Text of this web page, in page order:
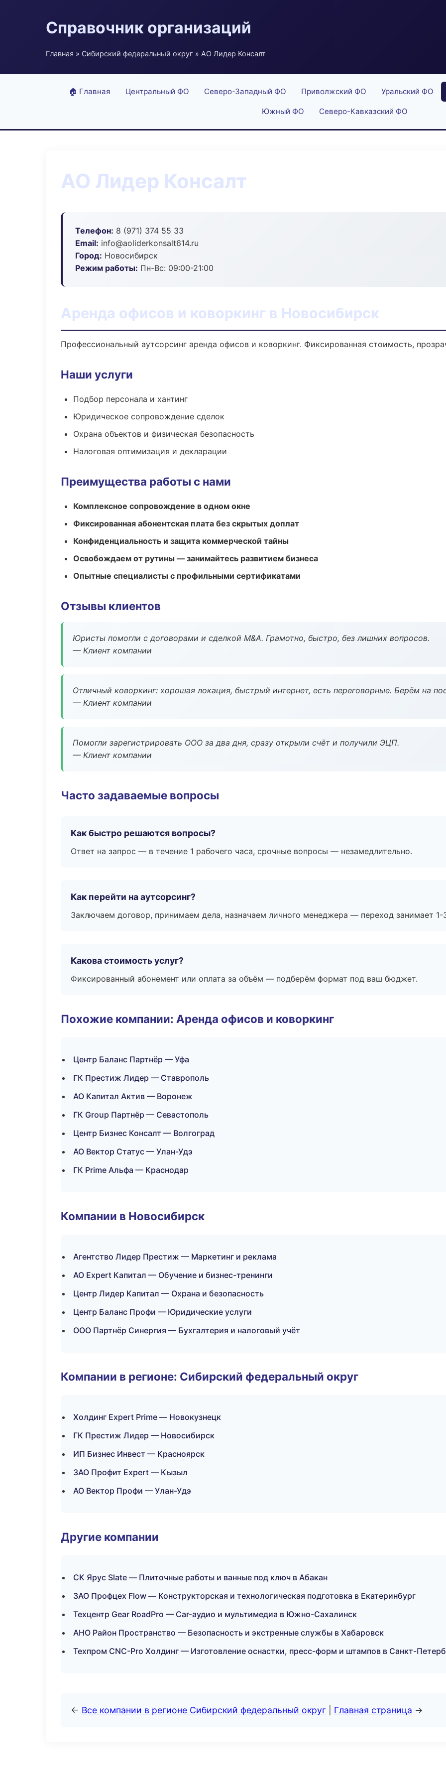
Справочник организаций
Главная » Сибирский федеральный округ » АО Лидер Консалт
🏠 Главная Центральный ФО Северо-Западный ФО Приволжский ФО Уральский ФО
Южный ФО Северо-Кавказский ФО
АО Лидер Консалт
Телефон: 8 (971) 374 55 33
Email: info@aoliderkonsalt614.ru
Город: Новосибирск
Режим работы: Пн-Вс: 09:00-21:00
Аренда офисов и коворкинг в Новосибирск
Профессиональный аутсорсинг аренда офисов и коворкинг. Фиксированная стоимость,
Наши услуги
Подбор персонала и хантинг
Юридическое сопровождение сделок
Охрана объектов и физическая безопасность
Налоговая оптимизация и декларации
Преимущества работы с нами
Комплексное сопровождение в одном окне
Фиксированная абонентская плата без скрытых доплат
Конфиденциальность и защита коммерческой тайны
Освобождаем от рутины — занимайтесь развитием бизнеса
Опытные специалисты с профильными сертификатами
Отзывы клиентов
Юристы помогли с договорами и сделкой M&A. Грамотно, быстро, без лишних вопросов.
— Клиент компании
Отличный коворкинг: хорошая локация, быстрый интернет, есть переговорные. Берём на
— Клиент компании
Помогли зарегистрировать ООО за два дня, сразу открыли счёт и получили ЭЦП.
— Клиент компании
Часто задаваемые вопросы
Как быстро решаются вопросы?
Ответ на запрос — в течение 1 рабочего часа, срочные вопросы — незамедлительно.
Как перейти на аутсорсинг?
Заключаем договор, принимаем дела, назначаем личного менеджера — переход занимает 1-
Какова стоимость услуг?
Фиксированный абонемент или оплата за объём — подберём формат под ваш бюджет.
Похожие компании: Аренда офисов и коворкинг
Центр Баланс Партнёр — Уфа
ГК Престиж Лидер — Ставрополь
АО Капитал Актив — Воронеж
ГК Group Партнёр — Севастополь
Центр Бизнес Консалт — Волгоград
АО Вектор Статус — Улан-Удэ
ГК Prime Альфа — Краснодар
Компании в Новосибирск
Агентство Лидер Престиж — Маркетинг и реклама
АО Expert Капитал — Обучение и бизнес-тренинги
Центр Лидер Капитал — Охрана и безопасность
Центр Баланс Профи — Юридические услуги
ООО Партнёр Синергия — Бухгалтерия и налоговый учёт
Компании в регионе: Сибирский федеральный округ
Холдинг Expert Prime — Новокузнецк
ГК Престиж Лидер — Новосибирск
ИП Бизнес Инвест — Красноярск
ЗАО Профит Expert — Кызыл
АО Вектор Профи — Улан-Удэ
Другие компании
СК Ярус Slate — Плиточные работы и ванные под ключ в Абакан
ЗАО Профцех Flow — Конструкторская и технологическая подготовка в Екатеринбург
Техцентр Gear RoadPro — Car-аудио и мультимедиа в Южно-Сахалинск
АНО Район Пространство — Безопасность и экстренные службы в Хабаровск
Техпром CNC-Pro Холдинг — Изготовление оснастки, пресс-форм и штампов в Санкт-
← Все компании в регионе Сибирский федеральный округ Главная страница →